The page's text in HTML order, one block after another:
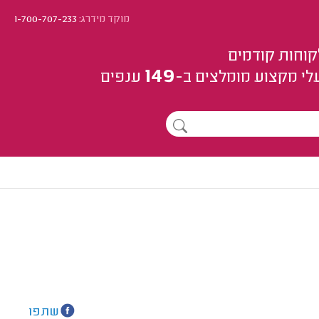
מוקד מידרג:1-700-707-233
קודמים
מקצוע מומלצים ב-149 ענפים
שתפו